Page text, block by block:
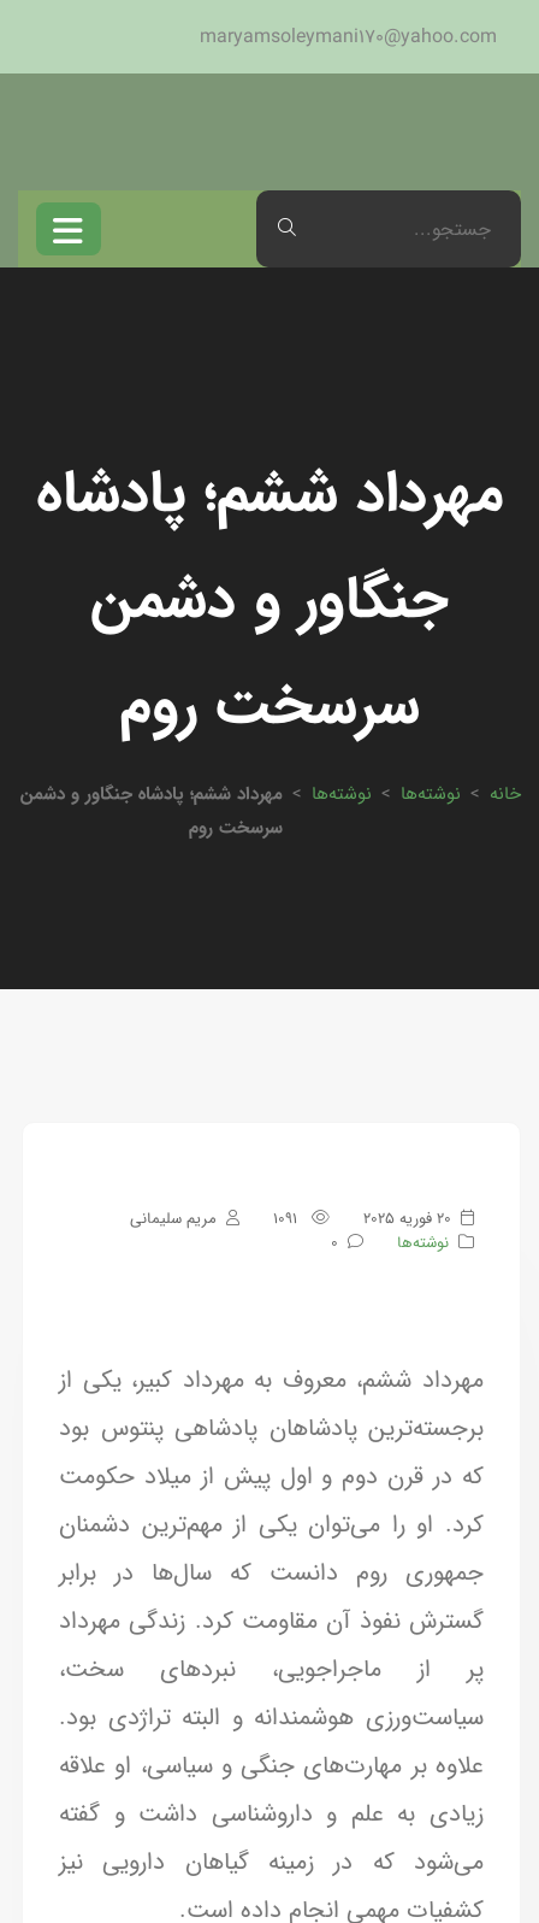
maryamsoleymani170@yahoo.com
مهرداد ششم؛ پادشاه
جنگاور و دشمن
سرسخت روم
خانه > نوشته‌ها > نوشته‌ها > مهرداد ششم؛ پادشاه جنگاور و دشمن
سرسخت روم
20 فوریه 2025
مریم سلیمانی
نوشته‌ها
0
مهرداد ششم، معروف به مهرداد کبیر، یکی از
برجسته‌ترین پادشاهان پادشاهی پنتوس بود
که در قرن دوم و اول پیش از میلاد حکومت
کرد. او را می‌توان یکی از مهم‌ترین دشمنان
جمهوری روم دانست که سال‌ها در برابر
گسترش نفوذ آن مقاومت کرد. زندگی مهرداد
پر از ماجراجویی، نبردهای سخت،
سیاست‌ورزی هوشمندانه و البته تراژدی بود.
علاوه بر مهارت‌های جنگی و سیاسی، او علاقه
زیادی به علم و داروشناسی داشت و گفته
می‌شود که در زمینه گیاهان دارویی نیز
کشفیات مهمی انجام داده است.